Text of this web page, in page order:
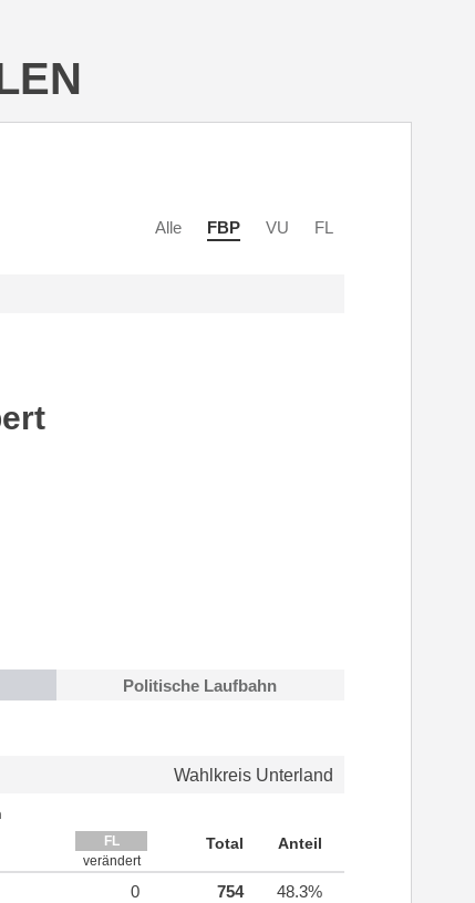
Alle FBP VU FL
Politische Laufbahn
Wahlkreis Unterland
FL
verändert
Total Anteil
0 754 48.3%